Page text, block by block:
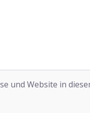
und Website in